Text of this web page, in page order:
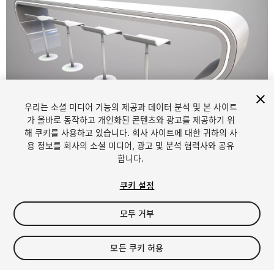
1/13
$15
세금/부가세는 결제 시 반영됩니다.
우리는 소셜 미디어 기능의 제공과 데이터 분석 및 본 사이트
가 올바로 동작하고 개인화된 콘텐츠와 광고를 제공하기 위
해 쿠키를 사용하고 있습니다. 회사 사이트에 대한 귀하의 사
용 정보를 회사의 소셜 미디어, 광고 및 분석 협력사와 공유
합니다.
쿠키 설정
모두 거부
모든 쿠키 허용